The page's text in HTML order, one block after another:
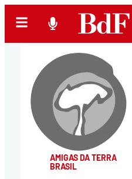
AMIGAS DA TERRA
BRASIL